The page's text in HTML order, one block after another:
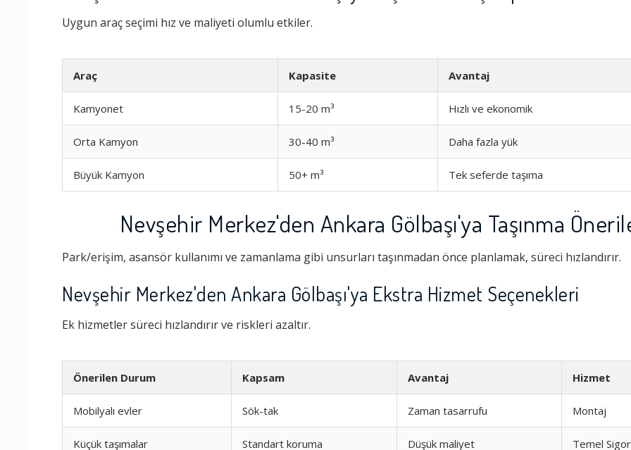
Uygun araç seçimi hız ve maliyeti olumlu etkiler.
Araç Kapasite Avantaj
Kamyonet 15-20 m³ Hızlı ve ekonomik
Orta Kamyon 30-40 m³ Daha fazla yük
Büyük Kamyon 50+ m³ Tek seferde taşıma
Nevşehir Merkez'den Ankara Gölbaşı'ya Taşınma
Park/erişim, asansör kullanımı ve zamanlama gibi unsurları taşınmadan önce planlamak, süreci hızlandırır.
Nevşehir Merkez'den Ankara Gölbaşı'ya Ekstra Hizmet Seçenekleri
Ek hizmetler süreci hızlandırır ve riskleri azaltır.
Önerilen Durum Kapsam Avantaj Hizmet
Mobilyalı evler Sök-tak Zaman tasarrufu Montaj
Küçük taşımalar Standart koruma Düşük maliyet Temel